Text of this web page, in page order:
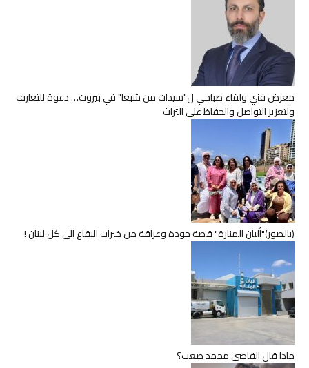
معرض فني ولقاء صباحي ل"سيدات من شبعا" في بيروت… دعوة للتعارف
ولتعزيز التواصل والحفاظ على التراث
(بالصور)"ألبان المنارة" قصة جودة وعراقة من خيرات البقاع الى كل لبنان !
ماذا قال القاضي محمد صعب؟